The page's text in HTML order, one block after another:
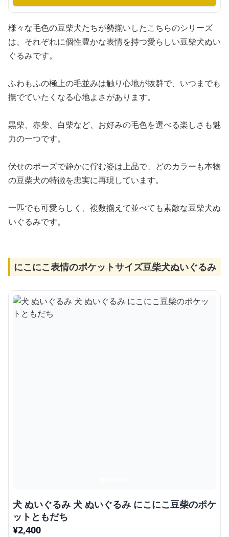
様々な毛色の豆柴犬たちが勢揃いしたこちらのシリーズ
は、それぞれに個性豊かな表情を持つ愛らしい豆柴犬ぬい
ぐるみです。
ふわもふの極上の毛並みは触り心地が抜群で、いつまでも
撫でていたくなる心地よさがあります。
黒柴、赤柴、白柴など、お好みの毛色を選べる楽しさも魅
力の一つです。
伏せのポーズで静かに佇む姿は上品で、どのカラーも本物
の豆柴犬の特徴を忠実に再現しています。
一匹でも可愛らしく、複数揃えて並べても素敵な豆柴犬ぬ
いぐるみです。
にこにこ表情のポケットサイズ豆柴犬ぬいぐるみ
犬 ぬいぐるみ 犬 ぬいぐるみ にこにこ豆柴のポケ
ットともだち
¥2,400